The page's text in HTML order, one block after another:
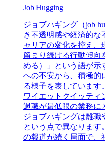
Job Hugging
ジョブハギング（job
き不透明感や経済的な
ャリアの変化を控え、
留まり続ける行動傾向
める）」という語が示
への不安から、積極的
る様子を表しています
ワイエットクイッティ
退職が最低限の業務に
ジョブハギングは離職
という点で異なります
の報道が続く局面で、